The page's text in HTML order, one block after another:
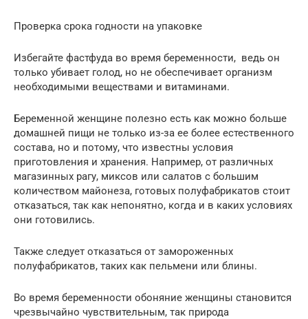
Проверка срока годности на упаковке
Избегайте фастфуда во время беременности, ведь он
только убивает голод, но не обеспечивает организм
необходимыми веществами и витаминами.
Беременной женщине полезно есть как можно больше
домашней пищи не только из-за ее более естественного
состава, но и потому, что известны условия
приготовления и хранения. Например, от различных
магазинных рагу, миксов или салатов с большим
количеством майонеза, готовых полуфабрикатов стоит
отказаться, так как непонятно, когда и в каких условиях
они готовились.
Также следует отказаться от замороженных
полуфабрикатов, таких как пельмени или блины.
Во время беременности обоняние женщины становится
чрезвычайно чувствительным, так природа